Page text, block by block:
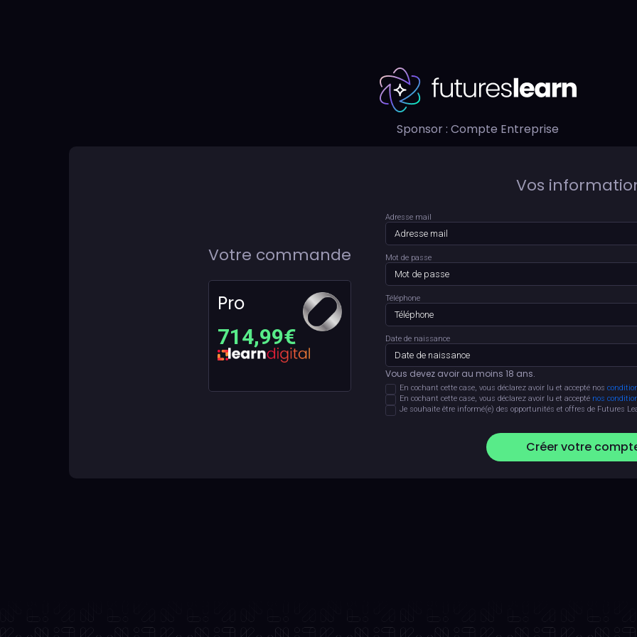
Sponsor : Compte Entreprise
Votre commande
Pro
714,99€
Vos
Adresse mail
Mot de passe
Téléphone
Date de naissance
Vous devez avoir au moins 18 ans.
En cochant cette case, vous déclarez avoir lu et accepté nos
En cochant cette case, vous déclarez avoir lu et accepté nos
Je souhaite être informé(e) des opportunités et offres de Futures
Créer votre